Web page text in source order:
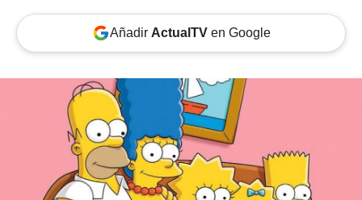
Añadir ActualTVen Google